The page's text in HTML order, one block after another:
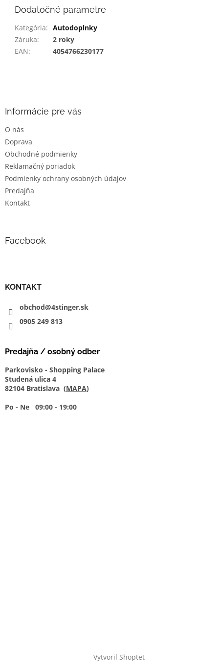
Dodatočné parametre
Kategória: Autodoplnky
Záruka:
2 roky
EAN: 4054766230177
Informácie pre vás
O nás
Doprava
Obchodné podmienky
Reklamačný poriadok
Podmienky ochrany osobných údajov
Predajňa
Kontakt
Facebook
KONTAKT
obchod@4stinger.sk
0905 249 813
Predajňa / osobný odber
Parkovisko - Shopping Palace
Studená ulica 4
82104 Bratislava (MAPA)
Po - Ne 09:00 - 19:00
Vytvoril Shoptet